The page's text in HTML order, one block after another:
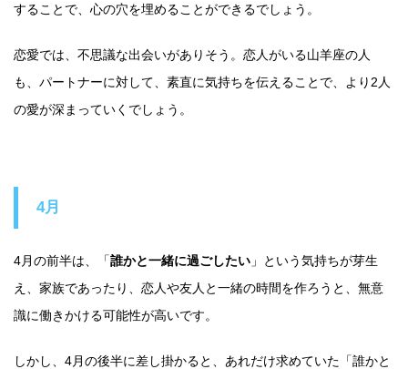
することで、心の穴を埋めることができるでしょう。
恋愛では、不思議な出会いがありそう。恋人がいる山羊座の人
も、パートナーに対して、素直に気持ちを伝えることで、より2人
の愛が深まっていくでしょう。
4月
4月の前半は、「誰かと一緒に過ごしたい 」という気持ちが芽生
え、家族であったり、恋人や友人と一緒の時間を作ろうと、無意
識に働きかける可能性が高いです。
しかし、4月の後半に差し掛かると、あれだけ求めていた「誰かと